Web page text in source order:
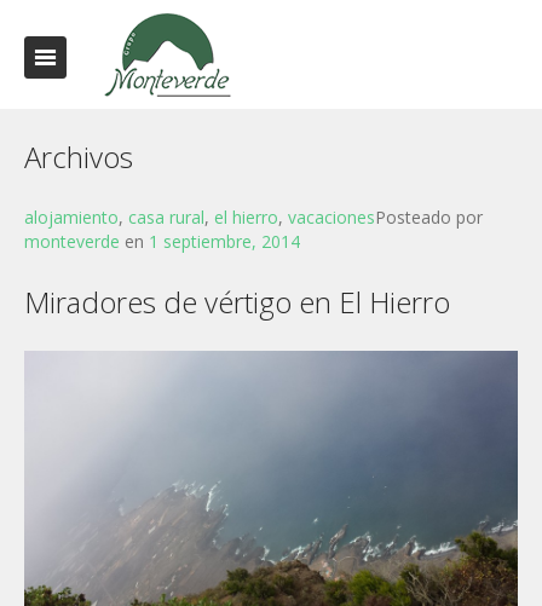
Archivos
alojamiento, casa rural, el hierro, vacacionesPosteado por
monteverde en 1 septiembre, 2014
Miradores de vértigo en El Hierro